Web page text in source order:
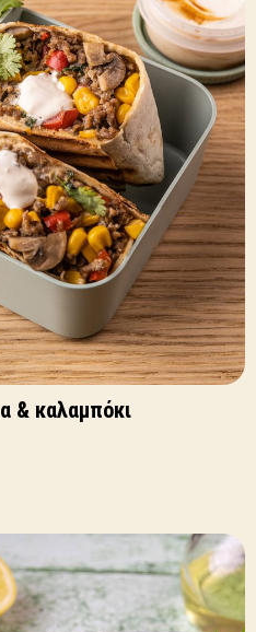
& καλαμπόκι